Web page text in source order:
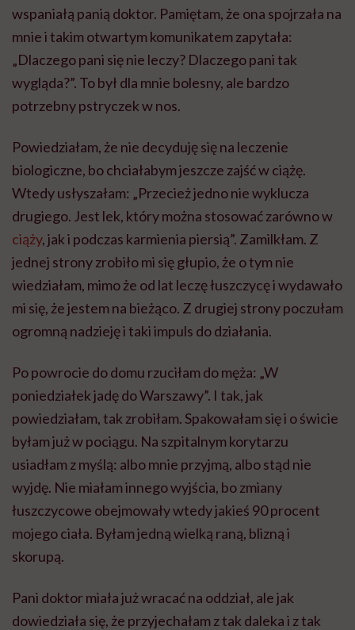
wspaniałą panią doktor. Pamiętam, że ona spojrzała na
mnie i takim otwartym komunikatem zapytała:
„Dlaczego pani się nie leczy? Dlaczego pani tak
wygląda?”. To był dla mnie bolesny, ale bardzo
potrzebny pstryczek w nos.
Powiedziałam, że nie decyduję się na leczenie
biologiczne, bo chciałabym jeszcze zajść w ciążę.
Wtedy usłyszałam: „Przecież jedno nie wyklucza
drugiego. Jest lek, który można stosować zarówno w
ciąży, jak i podczas karmienia piersią”. Zamilkłam. Z
jednej strony zrobiło mi się głupio, że o tym nie
wiedziałam, mimo że od lat leczę łuszczycę i wydawało
mi się, że jestem na bieżąco. Z drugiej strony poczułam
ogromną nadzieję i taki impuls do działania.
Po powrocie do domu rzuciłam do męża: „W
poniedziałek jadę do Warszawy”. I tak, jak
powiedziałam, tak zrobiłam. Spakowałam się i o świcie
byłam już w pociągu. Na szpitalnym korytarzu
usiadłam z myślą: albo mnie przyjmą, albo stąd nie
wyjdę. Nie miałam innego wyjścia, bo zmiany
łuszczycowe obejmowały wtedy jakieś 90 procent
mojego ciała. Byłam jedną wielką raną, blizną i
skorupą.
Pani doktor miała już wracać na oddział, ale jak
dowiedziała się, że przyjechałam z tak daleka i z tak